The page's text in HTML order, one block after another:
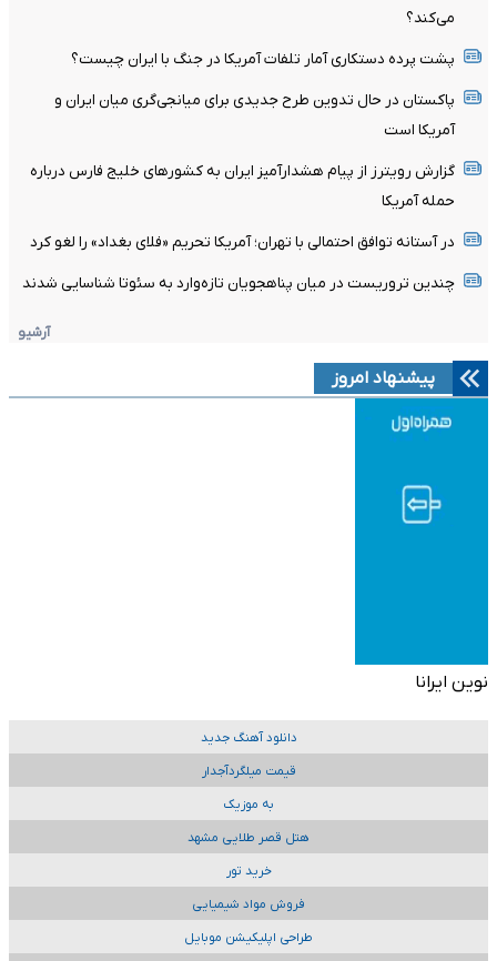
می‌کند؟
پشت پرده دستکاری آمار تلفات آمریکا در جنگ با ایران چیست؟
پاکستان در حال تدوین طرح جدیدی برای میانجی‌گری میان ایران و
آمریکا است
گزارش رویترز از پیام هشدارآمیز ایران به کشورهای خلیج فارس درباره
حمله آمریکا
در آستانه توافق احتمالی با تهران؛ آمریکا تحریم «فلای بغداد» را لغو کرد
چندین تروریست در میان پناهجویان تازه‌وارد به سئوتا شناسایی شدند
آرشیو
پیشنهاد امروز
نوین ایرانا
دانلود آهنگ جدید
قیمت میلگردآجدار
به موزیک
هتل قصر طلایی مشهد
خرید تور
فروش مواد شیمیایی
طراحی اپلیکیشن موبایل